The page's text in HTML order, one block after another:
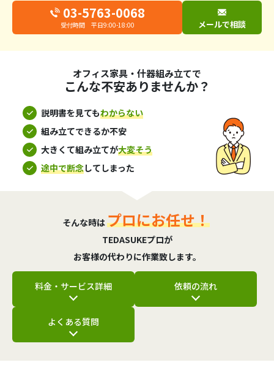
03-5763-0068
受付時間 平日9:00-18:00 メールで相談
オフィス家具・什器組み立てで
こんな不安ありませんか？
説明書を見てもわからない
組み立てできるか不安
大きくて組み立てが大変そう
途中で断念してしまった
そんな時はプロにお任せ！
TEDASUKEプロが
お客様の代わりに作業致します。
料金・サービス詳細 依頼の流れ
よくある質問